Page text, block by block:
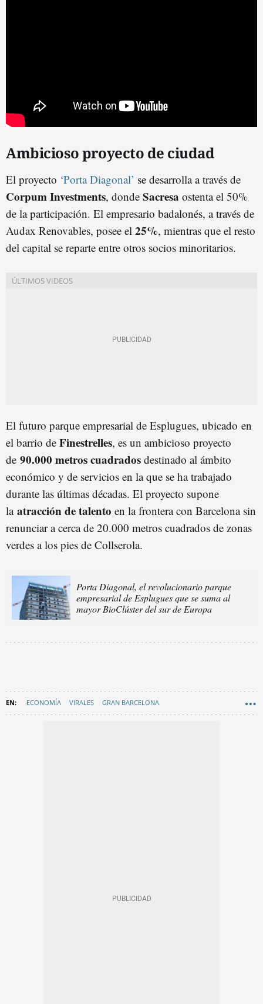
Ambicioso proyecto de ciudad
El proyecto ‘Porta Diagonal’ se desarrolla a través de
Corpum Investments, donde Sacresa ostenta el 50%
de la participación. El empresario badalonés, a través de
Audax Renovables, posee el 25%, mientras que el resto
del capital se reparte entre otros socios minoritarios.
El futuro parque empresarial de Esplugues, ubicado en
el barrio de Finestrelles, es un ambicioso proyecto
de 90.000 metros cuadrados destinado al ámbito
económico y de servicios en la que se ha trabajado
durante las últimas décadas. El proyecto supone
la atracción de talento en la frontera con Barcelona sin
renunciar a cerca de 20.000 metros cuadrados de zonas
verdes a los pies de Collserola.
Porta Diagonal, el revolucionario parque
empresarial de Esplugues que se suma al
mayor BioClúster del sur de Europa
ECONOMÍA VIRALES GRAN BARCELONA